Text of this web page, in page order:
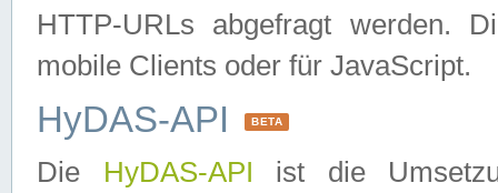
HTTP-URLs abgefragt werden.
mobile Clients oder für JavaScript.
HyDAS-API BETA
Die HyDAS-API ist die